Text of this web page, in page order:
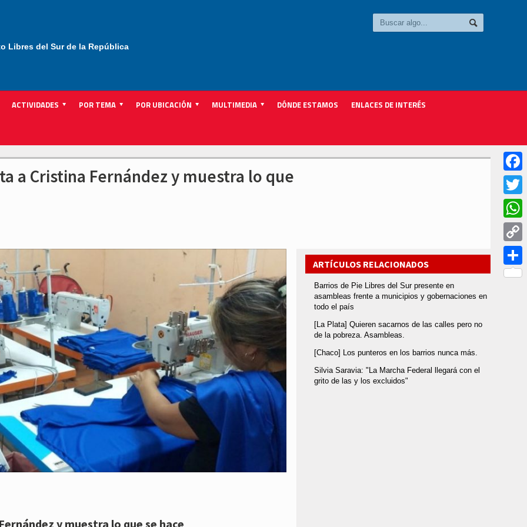
Libres del Sur de la República
ACTIVIDADES POR TEMA POR UBICACIÓN MULTIMEDIA DÓNDE ESTAMOS ENLACES DE INTERÉS
a Cristina Fernández y muestra lo que
y muestra lo que se hace
ARTÍCULOS RELACIONADOS
Barrios de Pie Libres del Sur presente en
asambleas frente a municipios y gobernaciones en
todo el país
[La Plata] Quieren sacarnos de las calles pero no
de la pobreza. Asambleas.
[Chaco] Los punteros en los barrios nunca más.
Silvia Saravia: "La Marcha Federal llegará con el
grito de las y los excluidos"
Twitter
Copy
Link